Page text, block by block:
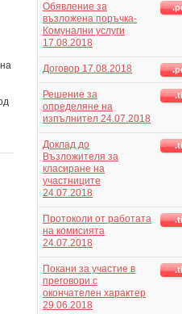
Обявление за
възложена поръчка-
Комунални услуги
17.08.2018
Договор 17.08.2018
Решение за
определяне на
изпълнител 24.07.2018
Доклад до
Възложителя за
класиране на
участниците
24.07.2018
Протоколи от работата
на комисията
24.07.2018
Покани за участие в
преговори с
окончателен характер
29.06.2018